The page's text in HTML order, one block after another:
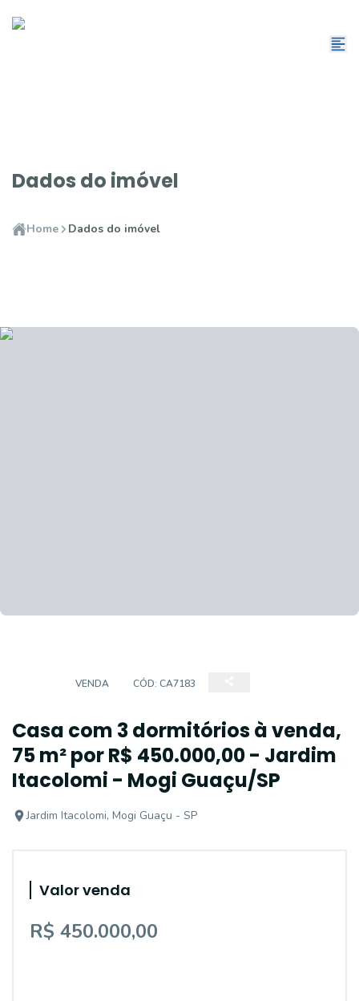
Dados do imóvel
Home Dados do imóvel
VENDA CÓD: CA7183
Casa com 3 dormitórios à venda,
75 m² por R$ 450.000,00 - Jardim
Itacolomi - Mogi Guaçu/SP
Jardim Itacolomi, Mogi Guaçu - SP
Valor venda
R$ 450.000,00